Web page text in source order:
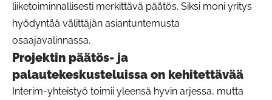
liiketoiminnallisesti merkittävä päätös. Siksi moni yritys
hyödyntää välittäjän asiantuntemusta
osaajavalinnassa.
Projektin päätös- ja
palautekeskusteluissa on kehitettävää
Interim-yhteistyö toimii yleensä hyvin arjessa, mutta